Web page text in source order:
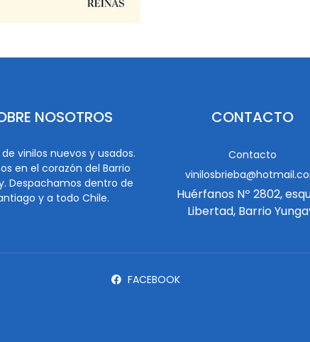
NOSOTROS
vinilos nuevos y usados.
en el corazón del Barrio
Despachamos dentro de
y a todo Chile.
CONTACTO
Contacto
Huérfanos Nº 2802,
Libertad, Barrio
FACEBOOK